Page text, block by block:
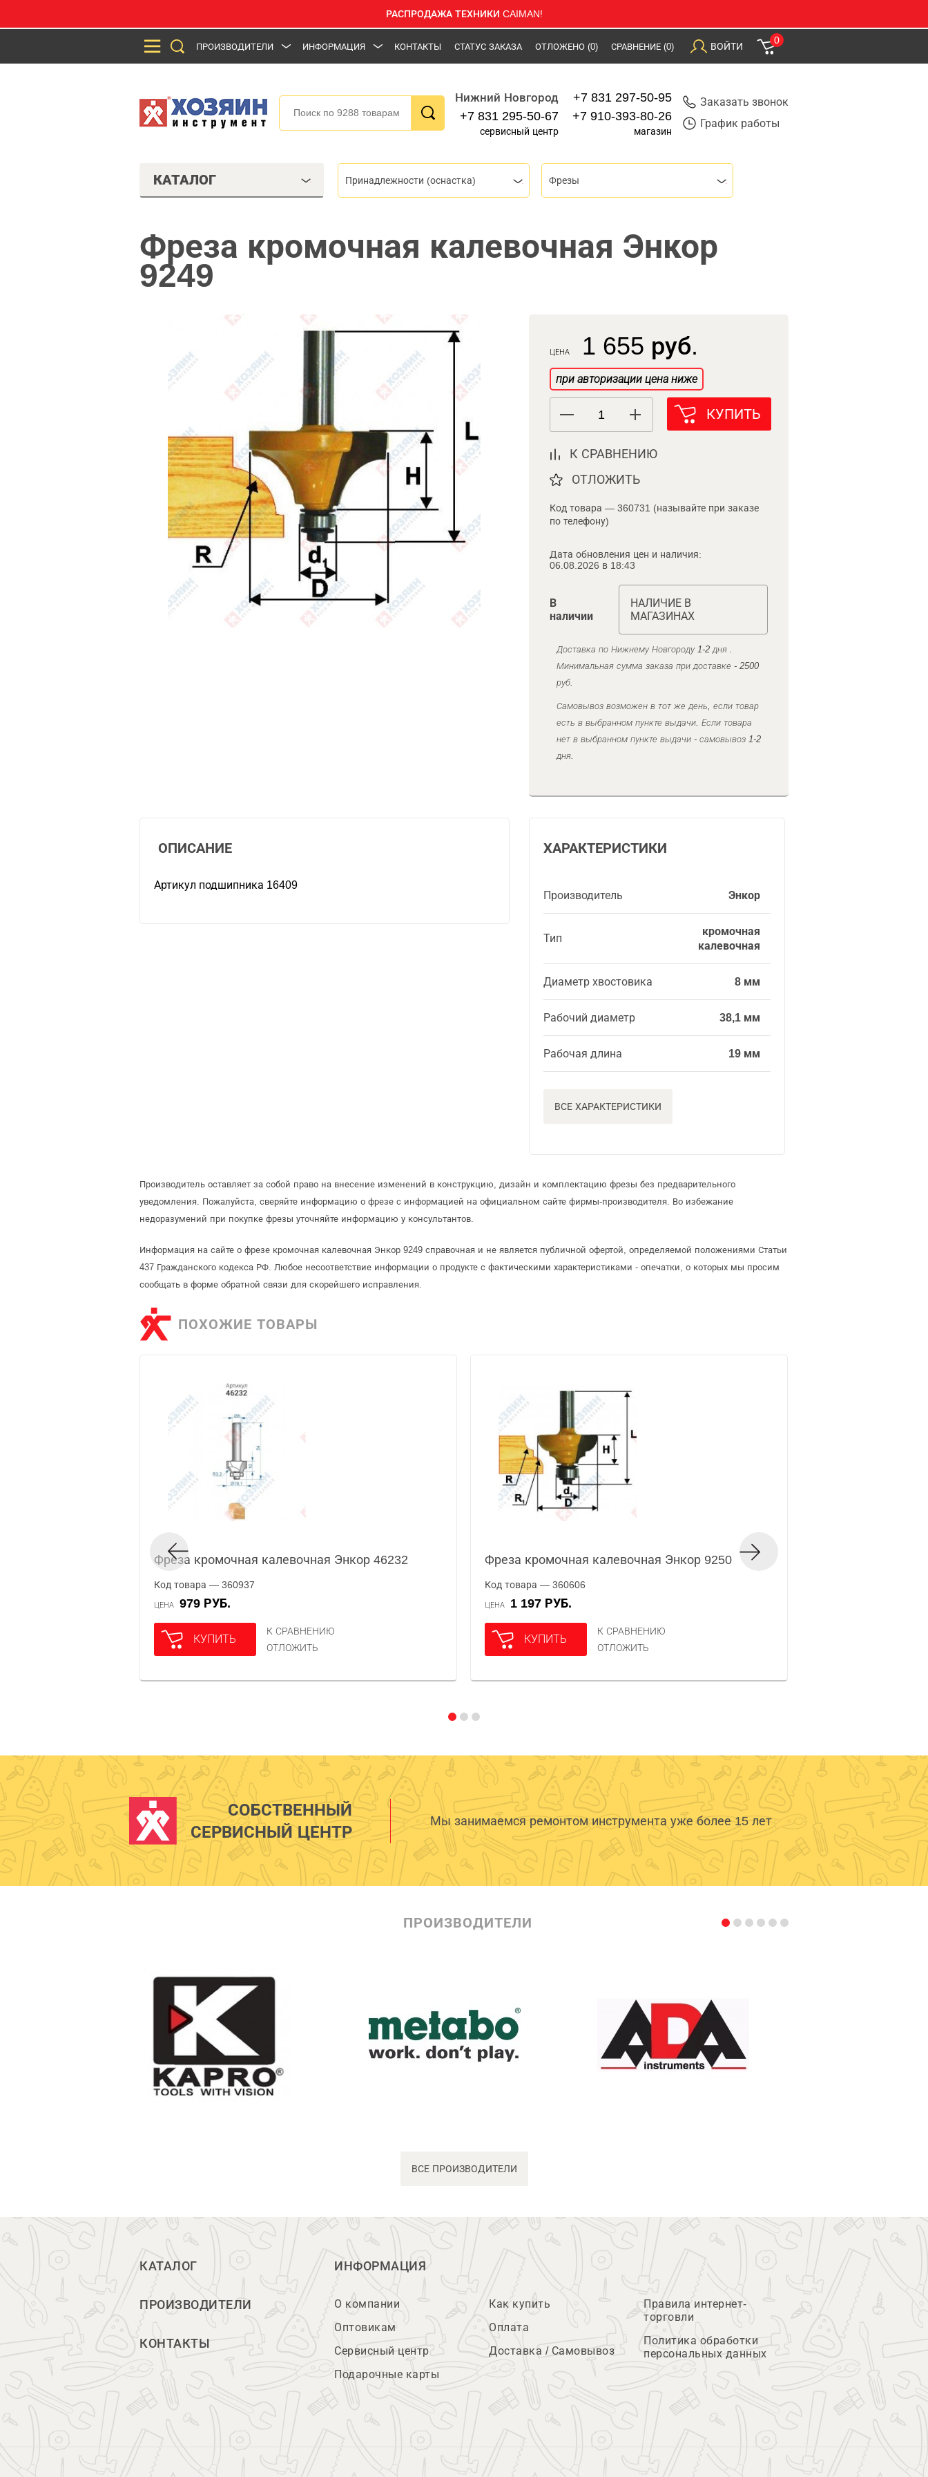
РАСПРОДАЖА ТЕХНИКИ CAIMAN!
ПРОИЗВОДИТЕЛИ ИНФОРМАЦИЯ КОНТАКТЫ СТАТУС ЗАКАЗА ОТЛОЖЕНО (0) СРАВНЕНИЕ (0) ВОЙТИ
0
Нижний Новгород
+7 831 295-50-67
сервисный центр
+7 831 297-50-95
+7 910-393-80-26
магазин
Заказать звонок
График работы
КАТАЛОГ Принадлежности (оснастка) Фрезы
Фреза кромочная калевочная Энкор
9249
ЦЕНА 1 655 руб.
при авторизации цена ниже
КУПИТЬ
К СРАВНЕНИЮ
ОТЛОЖИТЬ
Код товара — 360731 (называйте при заказе
по телефону)
Дата обновления цен и наличия:
06.08.2026 в 18:43
В
наличии
НАЛИЧИЕ В
МАГАЗИНАХ
Доставка по Нижнему Новгороду 1-2 дня .
Минимальная сумма заказа при доставке - 2500
руб.
Самовывоз возможен в тот же день, если товар
есть в выбранном пункте выдачи. Если товара
нет в выбранном пункте выдачи - самовывоз 1-2
дня.
ХАРАКТЕРИСТИКИ
Производитель Энкор
Тип
кромочная
калевочная
Диаметр хвостовика 8 мм
Рабочий диаметр 38,1 мм
Рабочая длина 19 мм
ВСЕ ХАРАКТЕРИСТИКИ
ОПИСАНИЕ
Артикул подшипника 16409
Производитель оставляет за собой право на внесение изменений в конструкцию, дизайн и комплектацию фрезы без предварительного
уведомления. Пожалуйста, сверяйте информацию о фрезе с информацией на официальном сайте фирмы-производителя. Во избежание
недоразумений при покупке фрезы уточняйте информацию у консультантов.
Информация на сайте о фрезе кромочная калевочная Энкор 9249 справочная и не является публичной офертой, определяемой положениями Статьи
437 Гражданского кодекса РФ. Любое несоответствие информации о продукте с фактическими характеристиками - опечатки, о которых мы просим
сообщать в форме обратной связи для скорейшего исправления.
ПОХОЖИЕ ТОВАРЫ
Фреза кромочная калевочная Энкор 46232
Код товара — 360937
ЦЕНА 979 РУБ.
КУПИТЬ
К СРАВНЕНИЮ
ОТЛОЖИТЬ
Фреза кромочная калевочная Энкор 9250
Код товара — 360606
ЦЕНА 1 197 РУБ.
КУПИТЬ
К СРАВНЕНИЮ
ОТЛОЖИТЬ
СОБСТВЕННЫЙ
СЕРВИСНЫЙ ЦЕНТР
Мы занимаемся ремонтом инструмента уже более 15 лет
ПРОИЗВОДИТЕЛИ
ВСЕ ПРОИЗВОДИТЕЛИ
КАТАЛОГ
ПРОИЗВОДИТЕЛИ
КОНТАКТЫ
ИНФОРМАЦИЯ
О компании
Оптовикам
Сервисный центр
Подарочные карты
Как купить
Оплата
Доставка / Самовывоз
Правила интернет-
торговли
Политика обработки
персональных данных